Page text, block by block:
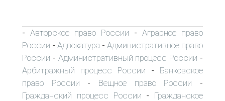
- Авторское право России - Аграрное право
России - Адвокатура - Административное право
России - Административный процесс России -
Арбитражный процесс России - Банковское
право России - Вещное право России -
Гражданский процесс России - Гражданское